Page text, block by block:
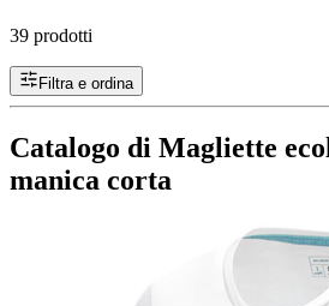
39 prodotti
Filtra e ordina
Catalogo di Magliette
manica corta